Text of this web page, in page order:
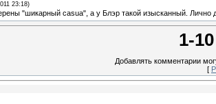
23:18)
"шикарный casua", а у Блэр такой изысканный.
1-10
Добавлять комментарии
[